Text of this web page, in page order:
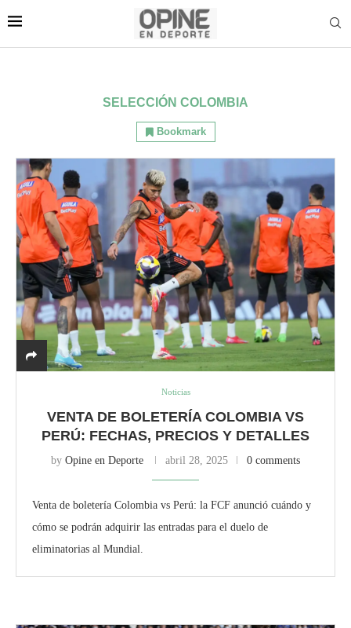
SELECCIÓN COLOMBIA
Bookmark
Noticias
VENTA DE BOLETERÍA COLOMBIA VS
PERÚ: FECHAS, PRECIOS Y DETALLES
by Opine en Deporte abril 28, 2025 0 comments
Venta de boletería Colombia vs Perú: la FCF anunció cuándo y
cómo se podrán adquirir las entradas para el duelo de
eliminatorias al Mundial.